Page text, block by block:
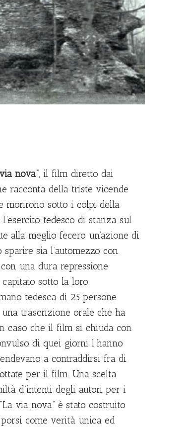
nova”, il film diretto dai
racconta della triste vicende
morirono sotto i colpi della
tedesco di stanza sul
alla meglio fecero un’azione di
sia l’automezzo con
una dura repressione
sotto la loro
tedesca di 25 persone
trascrizione orale che ha
caso che il film si chiuda con
di quei giorni l’hanno
a contraddirsi fra di
per il film. Una scelta
d’intenti degli autori per i
via nova” è stato costruito
come verità unica ed